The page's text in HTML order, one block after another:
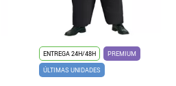
ENTREGA 24H/48H
PREMIUM
ÚLTIMAS UNIDADES